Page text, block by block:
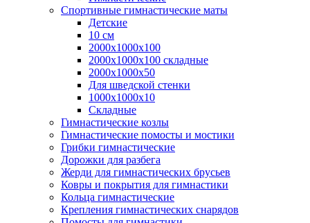
Спортивные гимнастические маты
Детские
10 см
2000х1000х100
2000х1000х100 складные
2000х1000х50
Для шведской стенки
1000х1000х10
Складные
Гимнастические козлы
Гимнастические помосты и мостики
Грибки гимнастические
Дорожки для разбега
Жерди для гимнастических брусьев
Ковры и покрытия для гимнастики
Кольца гимнастические
Крепления гимнастических снарядов